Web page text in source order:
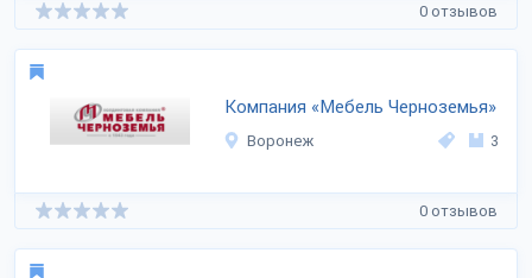
0 отзывов
Компания «Мебель Черноземья»
Воронеж 3
0 отзывов